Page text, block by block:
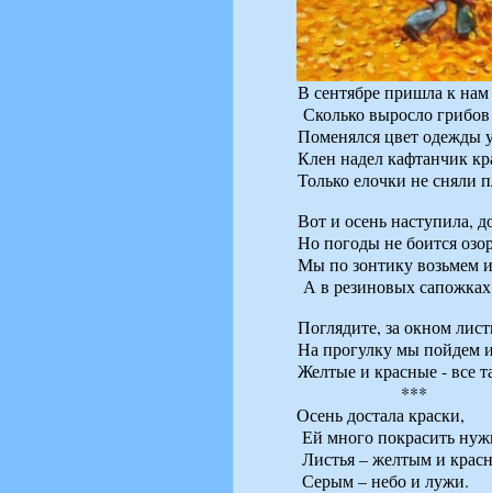
В сентябре пришла к нам
Сколько выросло
Поменялся цвет одежды
Клен надел кафтанчик
Только елочки не сняли
Вот и осень наступила,
Но погоды не боится
Мы по зонтику возьмем
А в резиновых
Поглядите, за окном
На прогулку мы пойдем
Желтые и красные - все
***
Осень достала краски,
Ей много покрасить
Листья – желтым и
Серым – небо и лужи.